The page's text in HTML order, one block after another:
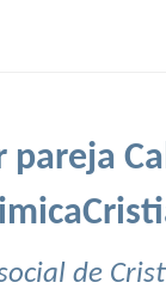
pareja
de